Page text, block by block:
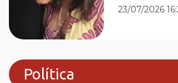
23/07/2026
Política